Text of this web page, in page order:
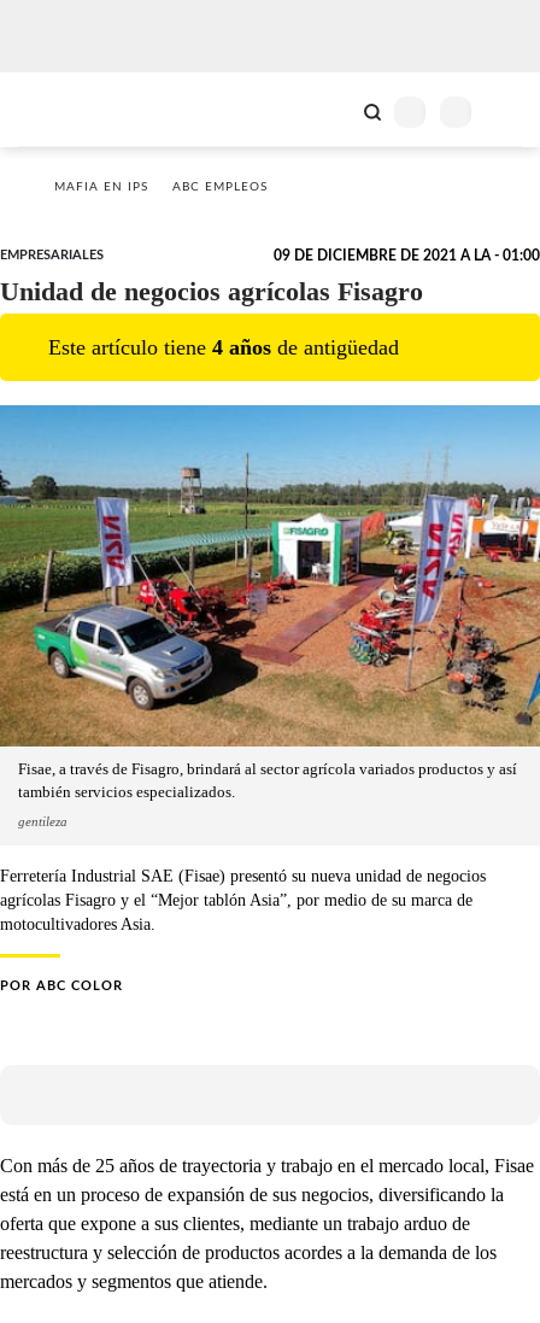
MAFIA EN IPS ABC EMPLEOS
EMPRESARIALES 09 DE DICIEMBRE DE 2021 A LA - 01:00
Unidad de negocios agrícolas Fisagro
Este artículo tiene 4 años de antigüedad
Fisae, a través de Fisagro, brindará al sector agrícola variados productos y así
también servicios especializados.
gentileza
Ferretería Industrial SAE (Fisae) presentó su nueva unidad de negocios
agrícolas Fisagro y el “Mejor tablón Asia”, por medio de su marca de
motocultivadores Asia.
POR ABC COLOR
Con más de 25 años de trayectoria y trabajo en el mercado local, Fisae
está en un proceso de expansión de sus negocios, diversificando la
oferta que expone a sus clientes, mediante un trabajo arduo de
reestructura y selección de productos acordes a la demanda de los
mercados y segmentos que atiende.